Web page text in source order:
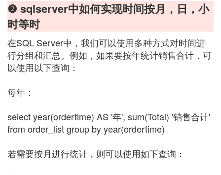
❷ sqlserver中如何实现时间按月，日，小
时等时
在SQL Server中，我们可以使用多种方式对时间进
行分组和汇总。例如，如果要按年统计销售合计，可
以使用以下查询：
每年：
select year(ordertime) AS '年', sum(Total) '销售合计'
from order_list group by year(ordertime)
若需要按月进行统计，则可以使用如下查询：